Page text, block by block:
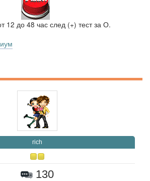
12 до 48 час след (+) тест за О.
rich
130